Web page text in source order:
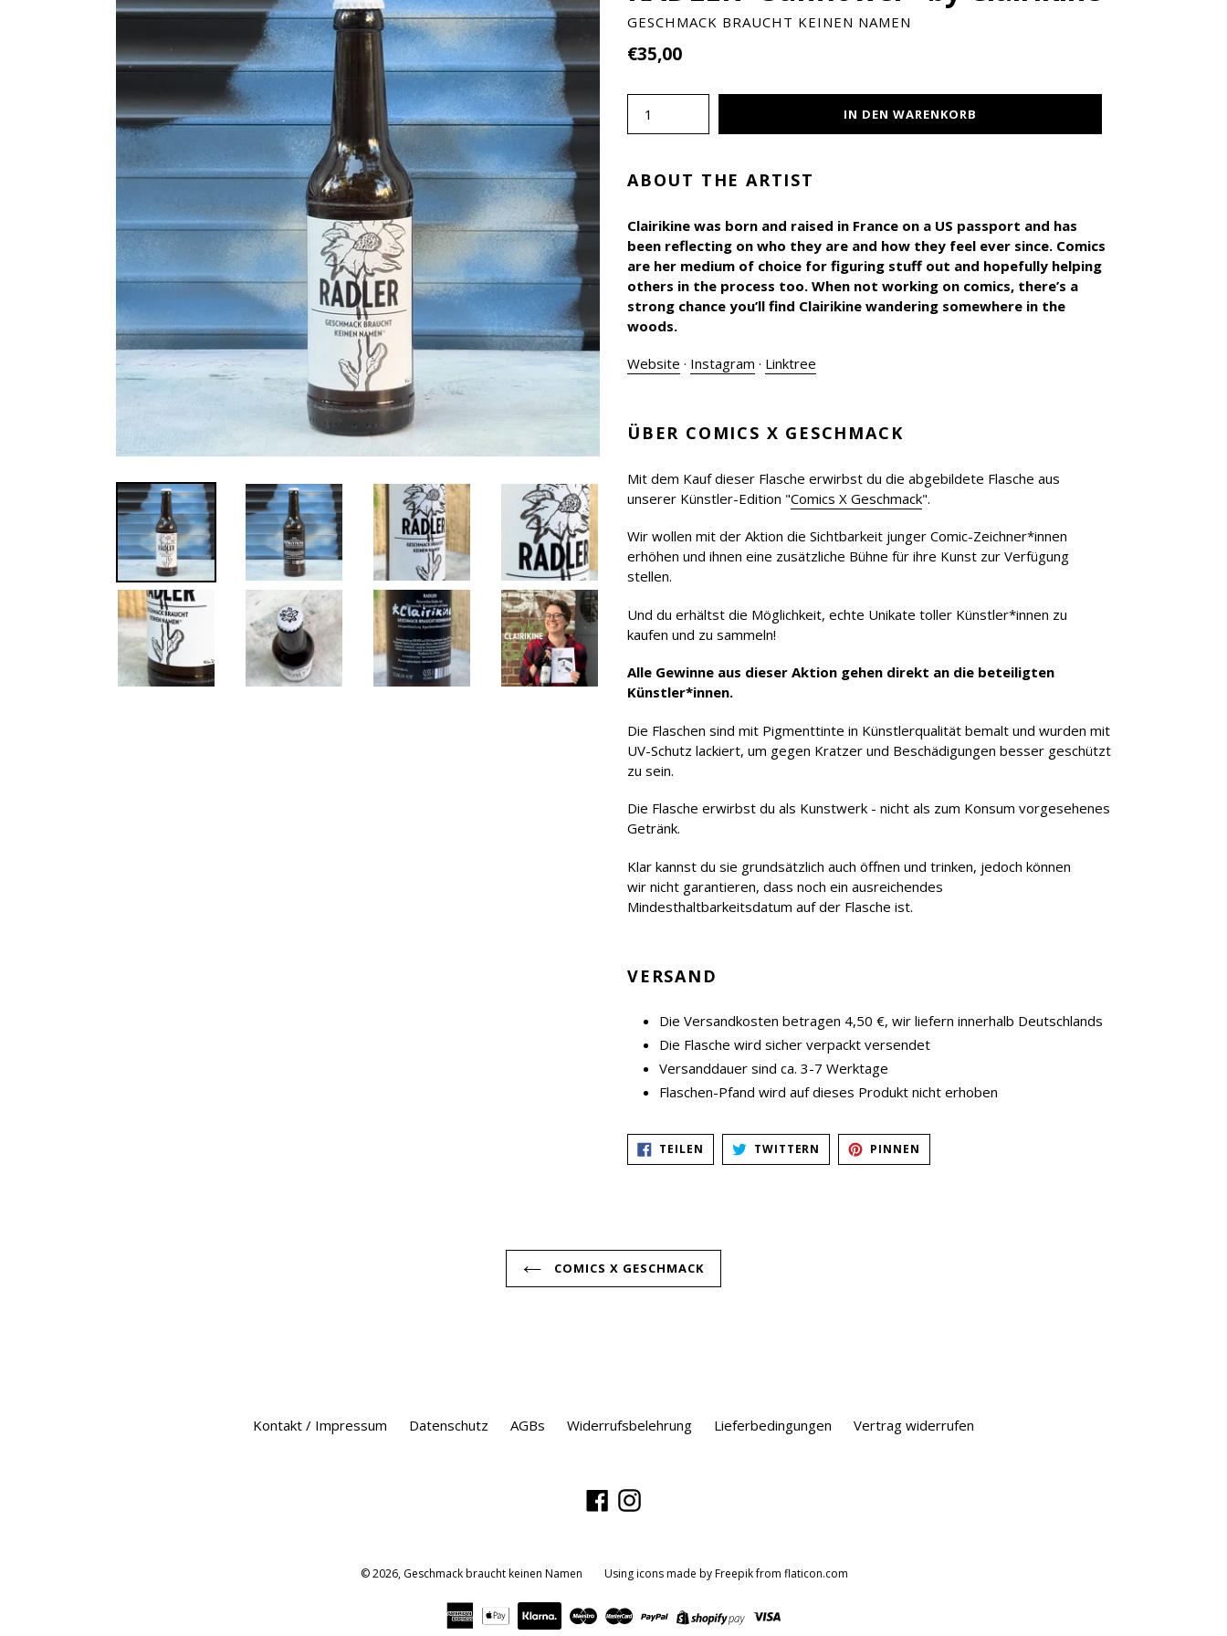
GESCHMACK BRAUCHT KEINEN NAMEN
Normaler
€35,00
IN DEN WARENKORB
ABOUT THE ARTIST
Clairikine was born and raised in France on a US passport and has
been reflecting on who they are and how they feel ever since. Comics
are her medium of choice for figuring stuff out and hopefully helping
others in the process too. When not working on comics, there’s a
strong chance you’ll find Clairikine wandering somewhere in the
woods.
Website · Instagram · Linktree
ÜBER COMICS X GESCHMACK
Mit dem Kauf dieser Flasche erwirbst du die abgebildete Flasche aus
unserer Künstler-Edition "Comics X Geschmack".
Wir wollen mit der Aktion die Sichtbarkeit junger Comic-Zeichner*innen
erhöhen und ihnen eine zusätzliche Bühne für ihre Kunst zur Verfügung
stellen.
Und du erhältst die Möglichkeit, echte Unikate toller Künstler*innen zu
kaufen und zu sammeln!
Alle Gewinne aus dieser Aktion gehen direkt an die beteiligten
Künstler*innen.
Die Flaschen sind mit Pigmenttinte in Künstlerqualität bemalt und wurden mit
UV-Schutz lackiert, um gegen Kratzer und Beschädigungen besser geschützt
zu sein.
Die Flasche erwirbst du als Kunstwerk - nicht als zum Konsum vorgesehenes
Getränk.
Klar kannst du sie grundsätzlich auch öffnen und trinken, jedoch können
wir nicht garantieren, dass noch ein ausreichendes
Mindesthaltbarkeitsdatum auf der Flasche ist.
VERSAND
Die Versandkosten betragen 4,50 €, wir liefern innerhalb Deutschlands
Die Flasche wird sicher verpackt versendet
Versanddauer sind ca. 3-7 Werktage
Flaschen-Pfand wird auf dieses Produkt nicht erhoben
TEILEN
FACEBOOK
TEILEN
TWITTERN
TWITTER
TWITTERN
PINNEN
PINNEN
COMICS X GESCHMACK
Kontakt / Impressum Datenschutz AGBs Widerrufsbelehrung Lieferbedingungen Vertrag widerrufen
FacebookInstagram
© 2026, Geschmack braucht keinen Namen Using icons made byFreepikfrom flaticon.com